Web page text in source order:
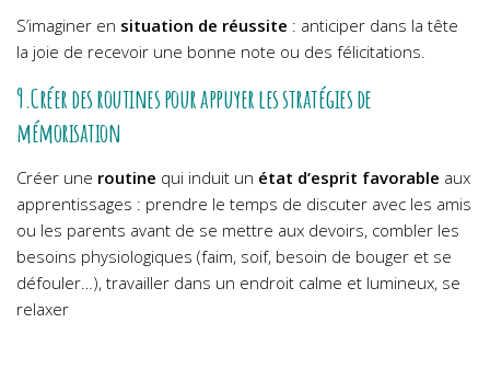
S’imaginer en situation de réussite : anticiper dans la tête
la joie de recevoir une bonne note ou des félicitations.
9.Créer des routines pour appuyer les stratégies de
mémorisation
Créer une routine qui induit un état d’esprit favorable aux
apprentissages : prendre le temps de discuter avec les amis
ou les parents avant de se mettre aux devoirs, combler les
besoins physiologiques (faim, soif, besoin de bouger et se
défouler…), travailler dans un endroit calme et lumineux, se
relaxer